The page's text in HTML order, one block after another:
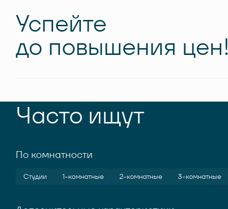
Успейте
до повышения цен!
Часто ищут
По комнатности
Студии 1-комнатные 2-комнатные 3-комнатные